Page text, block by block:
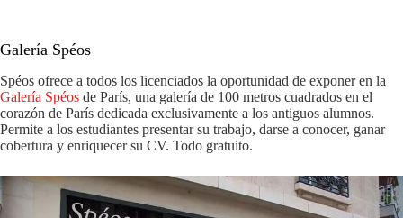
Galería Spéos
Spéos ofrece a todos los licenciados la oportunidad de exponer en la
Galería Spéos de París, una galería de 100 metros cuadrados en el
corazón de París dedicada exclusivamente a los antiguos alumnos.
Permite a los estudiantes presentar su trabajo, darse a conocer, ganar
cobertura y enriquecer su CV. Todo gratuito.